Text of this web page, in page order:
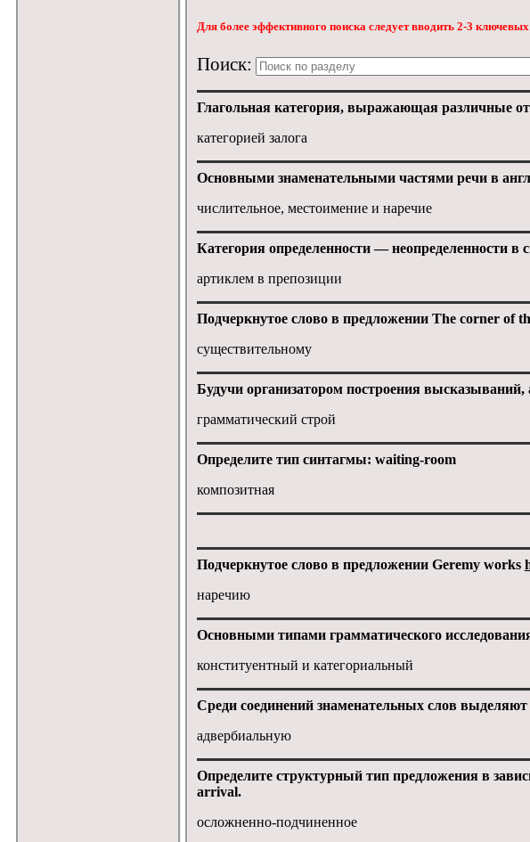
Для более эффективного поиска следует вводить 2-3
Поиск:
Глагольная категория, выражающая различные
категорией залога
Основными знаменательными частями речи в
числительное, местоимение и наречие
Категория определенности — неопределенности
артиклем в препозиции
Подчеркнутое слово в предложении The corner of
существительному
Будучи организатором построения высказываний,
грамматический строй
Определите тип синтагмы: waiting-room
композитная
Подчеркнутое слово в предложении Geremy works
наречию
Основными типами грамматического
конституентный и категориальный
Среди соединений знаменательных слов
адвербиальную
Определите структурный тип предложения в
arrival.
осложненно-подчиненное